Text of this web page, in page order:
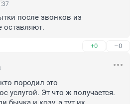
после звонков из
оставляют.
+0 –0
породил это
услугой. Эт что ж получается.